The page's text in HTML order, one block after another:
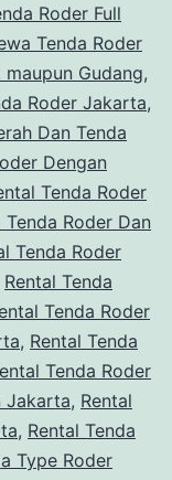
Roder Full
Tenda Roder
Gudang,
Roder Jakarta,
Dan Tenda
Dengan
Tenda Roder
Tenda Roder Dan
Tenda Roder
Rental Tenda
Tenda Roder
, Rental Tenda
Tenda Roder
Jakarta, Rental
, Rental Tenda
Type Roder